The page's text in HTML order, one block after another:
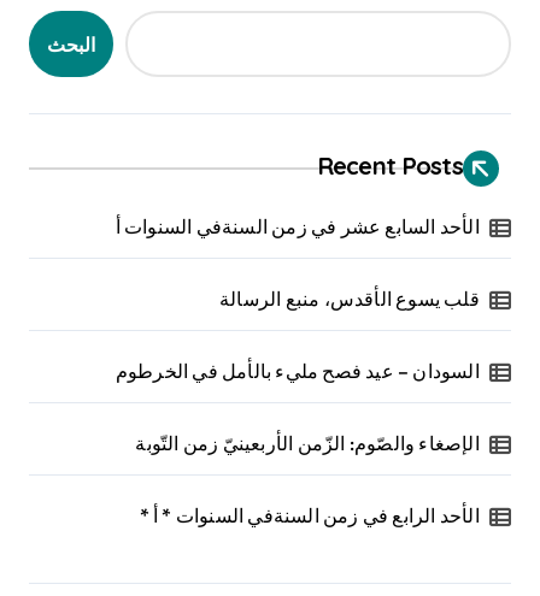
البحث
Recent Posts
الأحد السابع عشر في زمن السنةفي السنوات أ
قلب يسوع الأقدس، منبع الرسالة
السودان – عيد فصح مليء بالأمل في الخرطوم
الإصغاء والصّوم: الزّمن الأربعينيّ زمن التّوبة
الأحد الرابع في زمن السنةفي السنوات * أ *